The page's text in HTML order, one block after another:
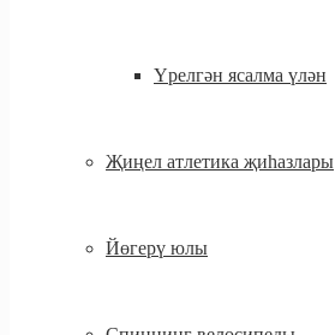
Үрелгән ясалма үлән
Җиңел атлетика җиһазлары
Йөгерү юлы